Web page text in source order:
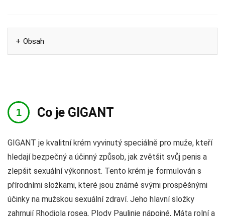
Obsah
Co je GIGANT
GIGANT je kvalitní krém vyvinutý speciálně pro muže, kteří
hledají bezpečný a účinný způsob, jak zvětšit svůj penis a
zlepšit sexuální výkonnost. Tento krém je formulován s
přírodními složkami, které jsou známé svými prospěšnými
účinky na mužskou sexuální zdraví. Jeho hlavní složky
zahrnují Rhodiola rosea, Plody Paulinie nápojné, Máta rolní a